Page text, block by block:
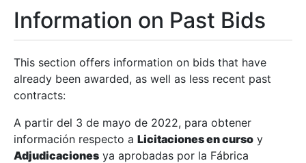
Show/Hide
Show/Hide
Information on Past Bids
This section offers information on bids that have
already been awarded, as well as less recent past
contracts:
A partir del 3 de mayo de 2022, para obtener
información respecto a Licitaciones en curso y
Adjudicaciones ya aprobadas por la Fábrica